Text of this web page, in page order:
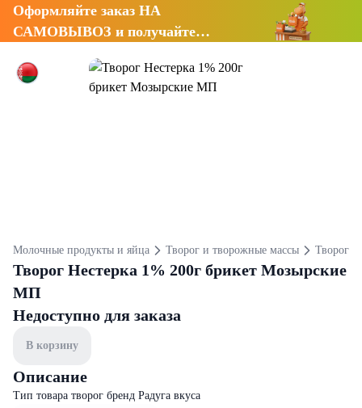
Оформляйте заказ НА
САМОВЫВОЗ и получайте
Молочные продукты и яйца Творог и творожные массы Творог
Творог Нестерка 1% 200г брикет Мозырские
МП
Недоступно для заказа
В корзину
Описание
Тип товара творог бренд Радуга вкуса